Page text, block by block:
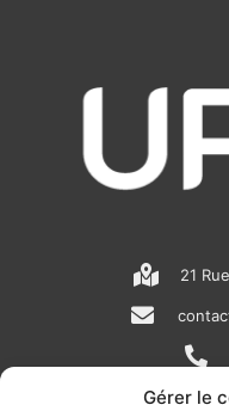
Gérer le
21